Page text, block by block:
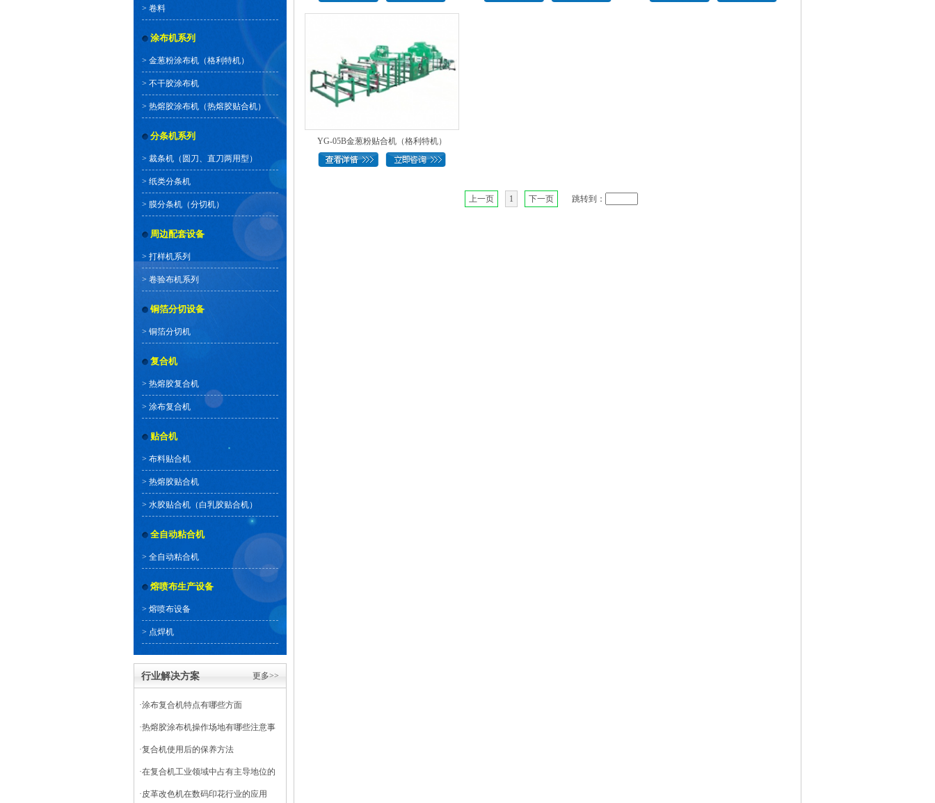
> 卷料
涂布机系列
> 金葱粉涂布机（格利特机）
> 不干胶涂布机
> 热熔胶涂布机（热熔胶贴合机）
分条机系列
> 裁条机（圆刀、直刀两用型）
> 纸类分条机
> 膜分条机（分切机）
周边配套设备
> 打样机系列
> 卷验布机系列
铜箔分切设备
> 铜箔分切机
复合机
> 热熔胶复合机
> 涂布复合机
贴合机
> 布料贴合机
> 热熔胶贴合机
> 水胶贴合机（白乳胶贴合机）
全自动粘合机
> 全自动粘合机
熔喷布生产设备
> 熔喷布设备
> 点焊机
更多>>
行业解决方案
·涂布复合机特点有哪些方面
·热熔胶涂布机操作场地有哪些注意事
项
·复合机使用后的保养方法
·在复合机工业领域中占有主导地位的
干式复合机
·皮革改色机在数码印花行业的应用
YG-05B金葱粉贴合机（格利特机）
上一页 1 下一页 跳转到：